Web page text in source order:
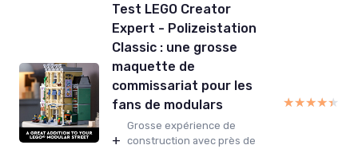
Test LEGO Creator
Expert - Polizeistation
Classic : une grosse
maquette de
commissariat pour les
fans de modulars
+
Grosse expérience de
construction avec près de
★★★★★
★★★★★